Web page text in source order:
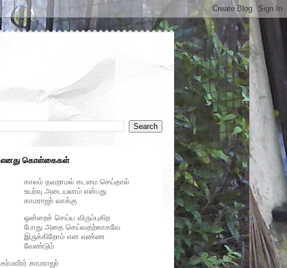
எனது கொள்கைகள்
காலம் தவறாமல் கடமை செய்தால்
உயர்வு அடையலாம் என்பது
காமராஜர் வாக்கு
ஒன்றைச் செய்ய விரும்புகிற
போது அதை செய்வதற்காகவே
இருக்கிறோம் என எண்ண
வேண்டும்
கர்மவீரர் காமராஜர்